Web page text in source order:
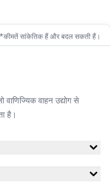
*कीमतें सांकेतिक हैं और बदल सकती हैं।
वाहन उद्योग से
है।